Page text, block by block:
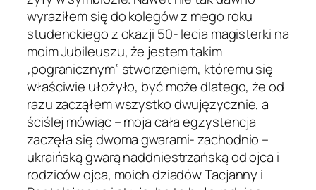
wyraziłem się do kolegów z mego roku
studenckiego z okazji 50- lecia magisterki na
moim Jubileuszu, że jestem takim
„pogranicznym” stworzeniem, któremu się
właściwie ułożyło, być może dlatego, że od
razu zacząłem wszystko dwujęzycznie, a
ściślej mówiąc – moja cała egzystencja
zaczęła się dwoma gwarami- zachodnio –
ukraińską gwarą naddniestrzańską od ojca i
rodziców ojca, moich dziadów Tacjanny i